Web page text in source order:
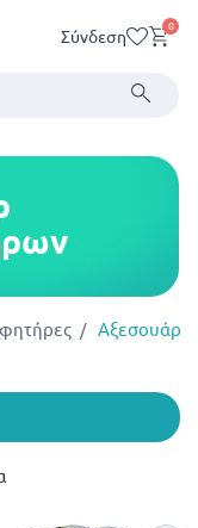
Σύνδεση 0
Αξεσουάρ